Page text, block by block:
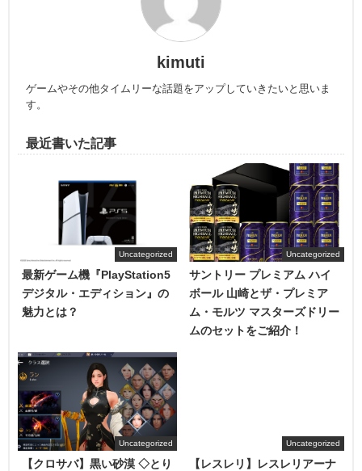
kimuti
ゲームやその他タイムリーな話題をアップしていきたいと思いま
す。
最近書いた記事
Uncategorized
最新ゲーム機『PlayStation5
デジタル・エディション』の
魅力とは？
Uncategorized
サントリー プレミアム ハイ
ボール 山崎とザ・プレミア
ム・モルツ マスターズドリー
ムのセットをご紹介！
Uncategorized
【クロサバ】黒い砂漠 ◇とり
Uncategorized
【レスレリ】レスレリアーナ